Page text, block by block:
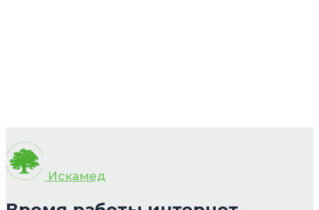
Искамед